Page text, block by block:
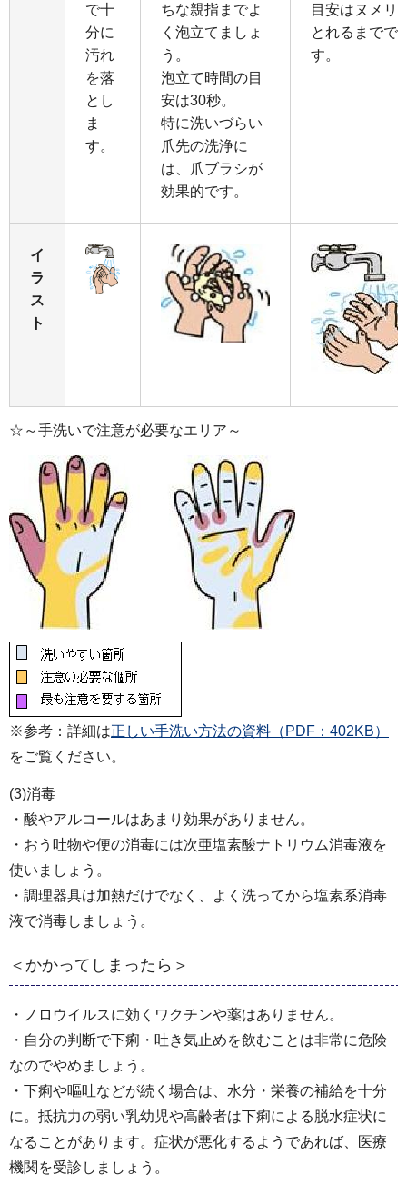
で十
分に
汚れ
を落
とし
ま
す。
ちな親指までよ
く泡立てましょ
う。
泡立て時間の目
安は30秒。
特に洗いづらい
爪先の洗浄に
は、爪ブラシが
効果的です。
目安はヌメリ
とれるまでで
す。
イ
ラ
ス
ト
☆～手洗いで注意が必要なエリア～
※参考：詳細は正しい手洗い方法の資料（PDF：402KB）
をご覧ください。
(3)消毒
・酸やアルコールはあまり効果がありません。
・おう吐物や便の消毒には次亜塩素酸ナトリウム消毒液を
使いましょう。
・調理器具は加熱だけでなく、よく洗ってから塩素系消毒
液で消毒しましょう。
＜かかってしまったら＞
・ノロウイルスに効くワクチンや薬はありません。
・自分の判断で下痢・吐き気止めを飲むことは非常に危険
なのでやめましょう。
・下痢や嘔吐などが続く場合は、水分・栄養の補給を十分
に。抵抗力の弱い乳幼児や高齢者は下痢による脱水症状に
なることがあります。症状が悪化するようであれば、医療
機関を受診しましょう。